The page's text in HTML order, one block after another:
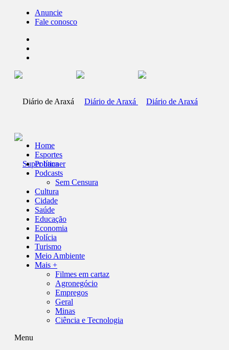
Anuncie
Fale conosco
Home
Esportes
Política
Podcasts
Sem Censura
Cultura
Cidade
Saúde
Educação
Economia
Polícia
Turismo
Meio Ambiente
Mais +
Filmes em cartaz
Agronegócio
Empregos
Geral
Minas
Ciência e Tecnologia
Menu